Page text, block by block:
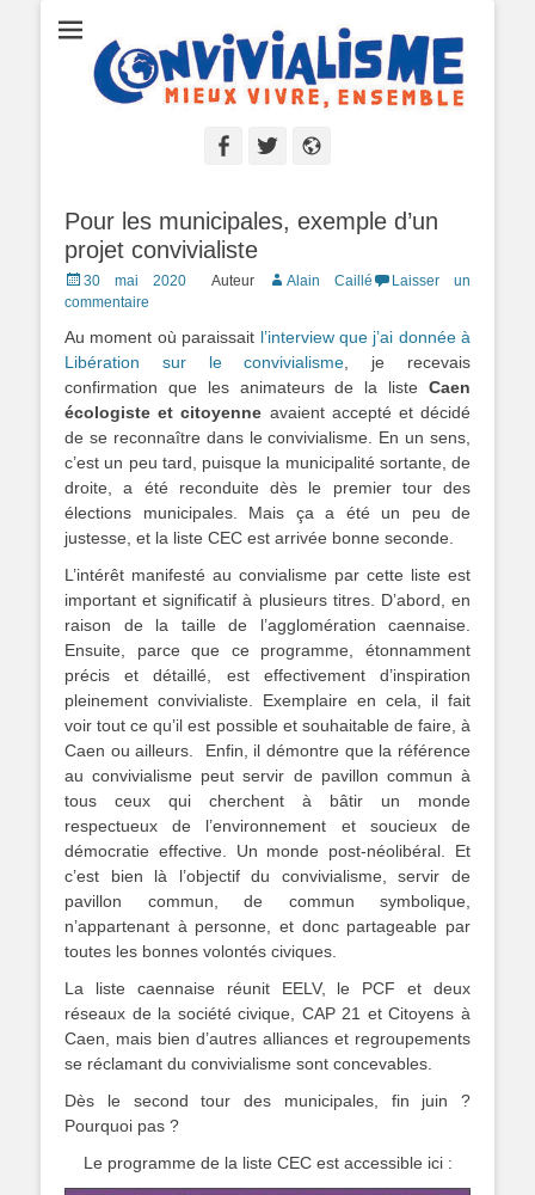
Convivialisme
Mieux vivre, ensemble
Facebook
Twitter
Pour les municipales, exemple d’un
projet convivialiste
Posted
on
30 mai 2020 Auteur Alain Caillé
Laisser un
commentaire
Au moment où paraissait l’interview que j’ai donnée à
Libération sur le convivialisme , je recevais
confirmation que les animateurs de la liste Caen
écologiste et citoyenne avaient accepté et décidé
de se reconnaître dans le convivialisme. En un sens,
c’est un peu tard, puisque la municipalité sortante, de
droite, a été reconduite dès le premier tour des
élections municipales. Mais ça a été un peu de
justesse, et la liste CEC est arrivée bonne seconde.
L’intérêt manifesté au convialisme par cette liste est
important et significatif à plusieurs titres. D’abord, en
raison de la taille de l’agglomération caennaise.
Ensuite, parce que ce programme, étonnamment
précis et détaillé, est effectivement d’inspiration
pleinement convivialiste. Exemplaire en cela, il fait
voir tout ce qu’il est possible et souhaitable de faire, à
Caen ou ailleurs. Enfin, il démontre que la référence
au convivialisme peut servir de pavillon commun à
tous ceux qui cherchent à bâtir un monde
respectueux de l’environnement et soucieux de
démocratie effective. Un monde post-néolibéral. Et
c’est bien là l’objectif du convivialisme, servir de
pavillon commun, de commun symbolique,
n’appartenant à personne, et donc partageable par
toutes les bonnes volontés civiques.
La liste caennaise réunit EELV, le PCF et deux
réseaux de la société civique, CAP 21 et Citoyens à
Caen, mais bien d’autres alliances et regroupements
se réclamant du convivialisme sont concevables.
Dès le second tour des municipales, fin juin ?
Pourquoi pas ?
Le programme de la liste CEC est accessible ici :